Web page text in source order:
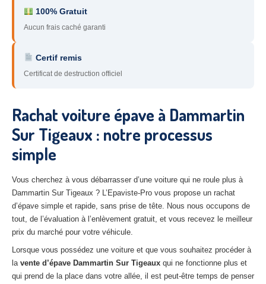
89 – Yonne
60– Oise
51 – Marne
45– Loiret
27 – Eure
Tous les secteurs
CENTREVHU AGRÉE
Centre agréé VHU Paris 75 : casse auto avec destruction
Centreagréé VHU 77 : casse auto avec destruction
100% Gratuit
Aucun frais caché garanti
Certif remis
Certificat de destruction officiel
Rachat voiture épave à Dammartin
Sur Tigeaux : notre processus
simple
Vous cherchez à vous débarrasser d’une voiture qui ne roule plus à
Dammartin Sur Tigeaux ? L’Epaviste-Pro vous propose un rachat
d’épave simple et rapide, sans prise de tête. Nous nous occupons de
tout, de l’évaluation à l’enlèvement gratuit, et vous recevez le meilleur
prix du marché pour votre véhicule.
Lorsque vous possédez une voiture et que vous souhaitez procéder à
lavente d’épave Dammartin Sur Tigeaux qui ne fonctionne plus et
qui prend de la place dans votre allée, il est peut-être temps de penser